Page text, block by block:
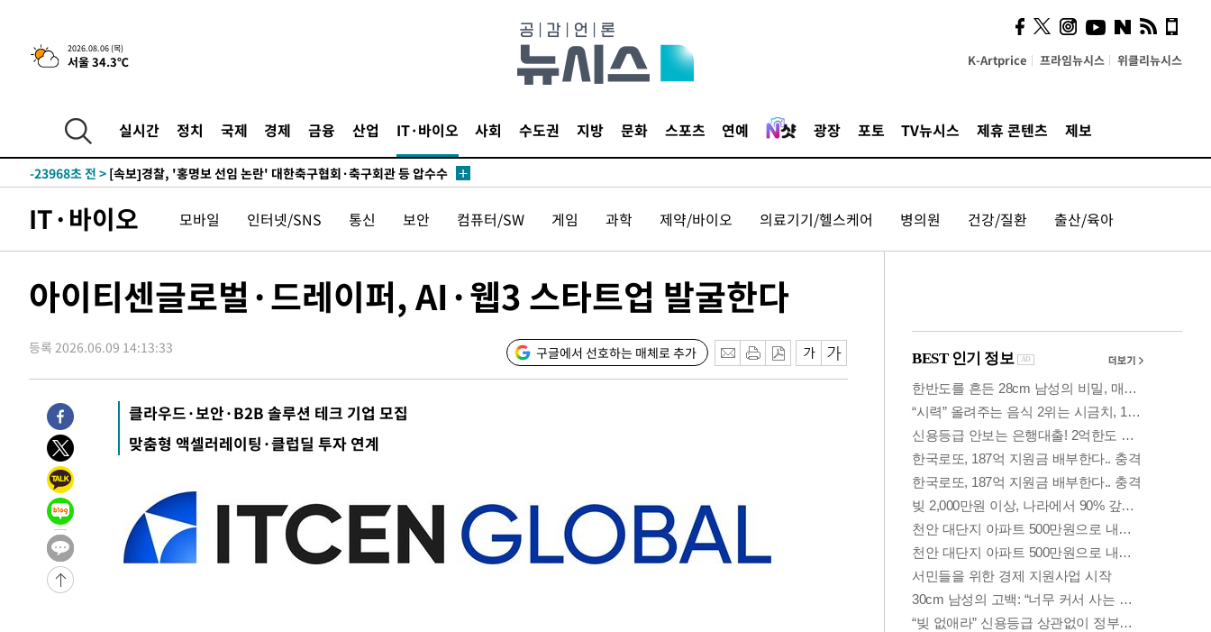
2026.08.06 (목)
서울 34.3℃ K-Artprice 프라임뉴시스 위클리뉴시스
실시간 정치 국제 경제 금융 산업 IT·바이오 사회 수도권 지방 문화 스포츠 연예 광장 포토 TV뉴시스 제휴 콘텐츠 제보
-29136초 전 >내일까지 39도 '펄펄'…기상청 "태풍 지나며 폭염 잠시 꺾인다"
-25271초 전 >
[속보]산업장관 "李정부, 원전 반대 안해…안정 전력 위해 불가피"
-23968초 전 >[속보]경찰, '홍명보 선임 논란' 대한축구협회·축구회관 등 압수수
색
-23355초 전 > [속보]산업장관 "美무역법 제301조 과잉생산 결과 발표 8월 중 예
-23148초 전 > [속보]코스피 매도사이드카 발동…4%대 급락
-22420초 전 >[속보]전남광주 초대 시민추천 부시장에 백승주·윤난실
-19981초 전 >서울 열대야 15일째 지속…비공식 '초열대야' 30도 넘어
-18548초 전 >[속보]코스닥, 2.15포인트(0.27%) 내린 797.44 출발
-18531초 전 >[속보]코스피, 119.51포인트(1.81%) 내린 6478.75 개장
-14929초 전 >서울 낮 39도 '폭염중대경보'…40도 관측 가능성도
-12291초 전 >미 워싱턴주 스포캔 시의 통제불능 3개 산불, 방화선 일부 구축
-4464초 전 >
[속보] 호르무즈 해협 이란-오만 협상 기대속 뉴욕증시 혼조 마감 다
우 0.49%↑
-2819초 전 >
임 3년 인터뷰
3시간 전 > [속보] "이란-오만, 호르무즈 해협 통행 항로 합의" 이란 외무부 대변인
-29136초 전 >
-28773초 전 >
트럼프, 한국계 진보 주지사 후보 맹공…"공산주의가 최대 위협"
-28751초 전 >
"美간섭에 합의 지연"…트럼프, '이란 호르무즈 통제권' 수용할까
-25271초 전 >
[속보]산업장관 "李정부, 원전 반대 안해…안정 전력 위해 불가피"
-23968초 전 >
IT·바이오 모바일 인터넷/SNS 통신 보안 컴퓨터/SW 게임 과학 제약/바이오 의료기기/헬스케어 병의원 건강/질환 출산/육아
아이티센글로벌·드레이퍼, AI·웹3 스타트업 발굴한다
등록 2026.06.09 14:13:33 구글에서 선호하는 매체로 추가
클라우드·보안·B2B 솔루션 테크 기업 모집
맞춤형 액셀러레이팅·클럽딜 투자 연계
계…'고급 가요'의 주체적
영토